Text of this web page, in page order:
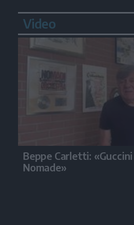
Video
Beppe Carletti:
Nomade»